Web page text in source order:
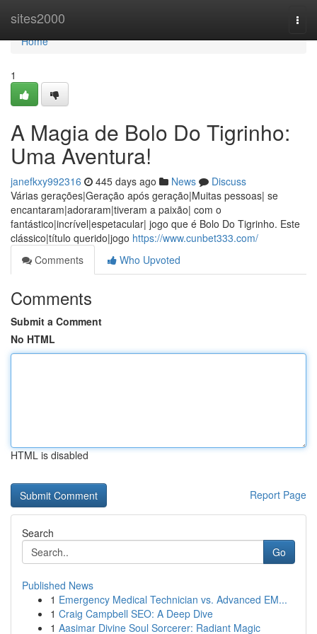
sites2000
Home
Home
1
A Magia de Bolo Do Tigrinho:
Uma Aventura!
janefkxy992316 445 days ago News
Discuss
Várias gerações|Geração após geração|Muitas pessoas| se
encantaram|adoraram|tiveram a paixão| com o
fantástico|incrível|espetacular| jogo que é Bolo Do Tigrinho. Este
clássico|título querido|jogo https://www.cunbet333.com/
Comments
Who Upvoted
Comments
Submit a Comment
No HTML
HTML is disabled
Report Page
Search
Go
Published News
1 Emergency Medical Technician vs. Advanced EM...
1 Craig Campbell SEO: A Deep Dive
1 Aasimar Divine Soul Sorcerer: Radiant Magic